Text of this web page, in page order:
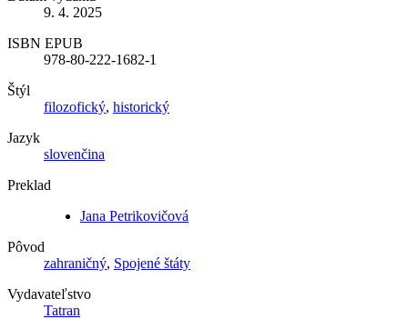
9. 4. 2025
ISBN EPUB
978-80-222-1682-1
Štýl
filozofický, historický
Jazyk
slovenčina
Preklad
Jana Petrikovičová
Pôvod
zahraničný, Spojené štáty
Vydavateľstvo
Tatran